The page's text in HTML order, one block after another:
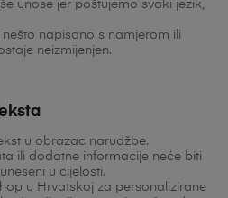
unose jer poštujemo svaki jezik,
napisano s namjerom ili
neizmijenjen.
u obrazac narudžbe.
ili dodatne informacije neće biti
u cijelosti.
u Hrvatskoj za personalizirane